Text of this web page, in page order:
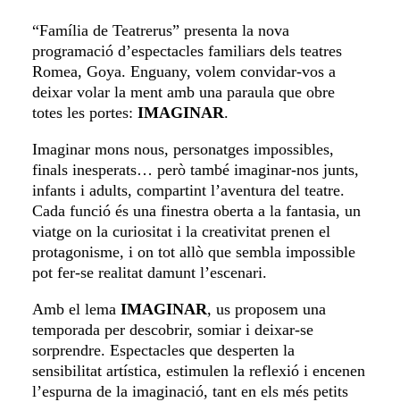
“Família de Teatrerus” presenta la nova
programació d’espectacles familiars dels teatres
Romea, Goya. Enguany, volem convidar-vos a
deixar volar la ment amb una paraula que obre
totes les portes: IMAGINAR.
Imaginar mons nous, personatges impossibles,
finals inesperats… però també imaginar-nos junts,
infants i adults, compartint l’aventura del teatre.
Cada funció és una finestra oberta a la fantasia, un
viatge on la curiositat i la creativitat prenen el
protagonisme, i on tot allò que sembla impossible
pot fer-se realitat damunt l’escenari.
Amb el lema IMAGINAR, us proposem una
temporada per descobrir, somiar i deixar-se
sorprendre. Espectacles que desperten la
sensibilitat artística, estimulen la reflexió i encenen
l’espurna de la imaginació, tant en els més petits